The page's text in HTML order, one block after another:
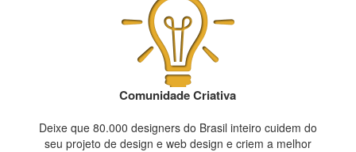
Comunidade Criativa
Deixe que 80.000 designers do Brasil inteiro cuidem do
seu projeto de design e web design e criem a melhor